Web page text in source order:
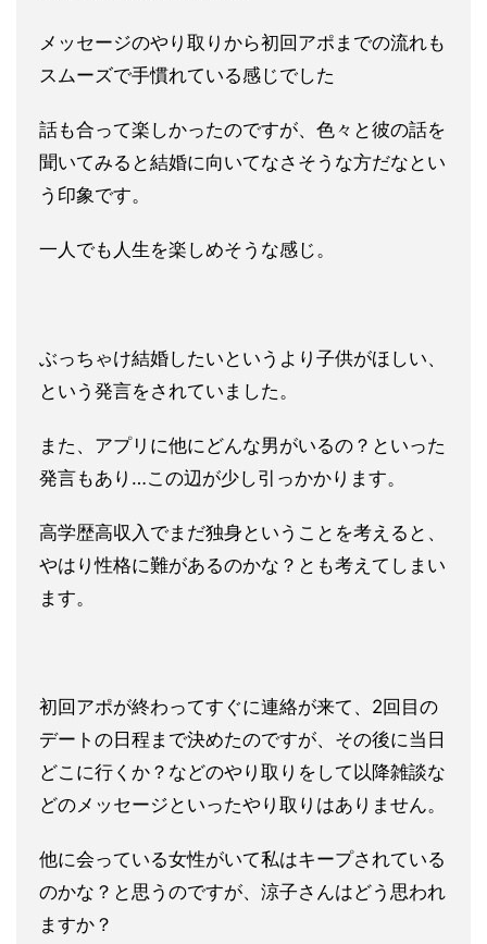
メッセージのやり取りから初回アポまでの流れも
スムーズで手慣れている感じでした
話も合って楽しかったのですが、色々と彼の話を
聞いてみると結婚に向いてなさそうな方だなとい
う印象です。
一人でも人生を楽しめそうな感じ。
ぶっちゃけ結婚したいというより子供がほしい、
という発言をされていました。
また、アプリに他にどんな男がいるの？ といった
発言もあり…この辺が少し引っかかります。
高学歴高収入 でまだ独身ということを考えると、
やはり性格に難があるのかな？ とも考えてしまい
ます。
初回アポが終わってすぐに連絡が来て、2回目の
デートの日程まで決めたのですが、その後に当日
どこに行くか？などのやり取りをして以降雑談な
どのメッセージといったやり取りはありません。
他に会っている女性がいて私はキープされている
のかな？と思うのですが、涼子さんはどう思われ
ますか？